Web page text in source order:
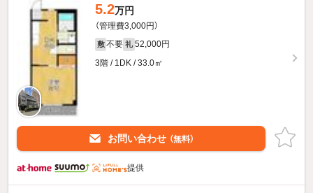
5.2万円
（管理費3,000円）
敷 不要 礼 52,000円
3階 / 1DK / 33.0㎡
お問い合わせ （無料）
提供